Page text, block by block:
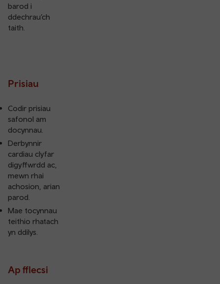
barod i
ddechrau’ch
taith.
Prisiau
Codir prisiau
safonol am
docynnau.
Derbynnir
cardiau clyfar
digyffwrdd ac,
mewn rhai
achosion, arian
parod.
Mae tocynnau
teithio rhatach
yn ddilys.
Ap fflecsi